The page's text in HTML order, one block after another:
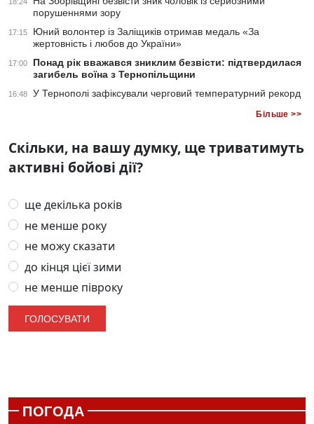
порушеннями зору
17:15
Юний волонтер із Заліщиків отримав медаль «За
жертовність і любов до України»
17:00
Понад рік вважався зниклим безвісти: підтвердилася
загибель воїна з Тернопільщини
16:48 У Тернополі зафіксували черговий температурний рекорд
Більше >>
Скільки, на вашу думку, ще триватимуть
активні бойові дії?
ще декілька років
не менше року
не можу сказати
до кінця цієї зими
не менше півроку
ПОГОДА